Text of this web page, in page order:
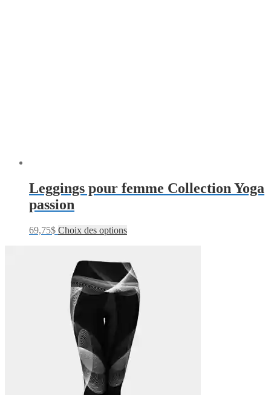
Leggings pour femme Collection Yoga
passion
69,75$ Choix des options